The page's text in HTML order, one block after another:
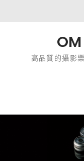
高品質的攝影